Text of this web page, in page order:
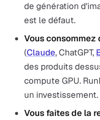
de génération
est le défaut.
Vous consommez
(Claude, ChatGPT,
des produits
compute GPU.
un investissement.
Vous faites de la